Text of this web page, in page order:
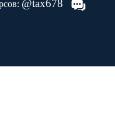
@tax678